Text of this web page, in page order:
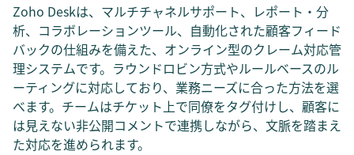
Zoho Deskは、マルチチャネルサポート、レポート・分
析、コラボレーションツール、自動化された顧客フィード
バックの仕組みを備えた、オンライン型のクレーム対応管
理システムです。ラウンドロビン方式やルールベースのル
ーティングに対応しており、業務ニーズに合った方法を選
べます。チームはチケット上で同僚をタグ付けし、顧客に
は見えない非公開コメントで連携しながら、文脈を踏まえ
た対応を進められます。